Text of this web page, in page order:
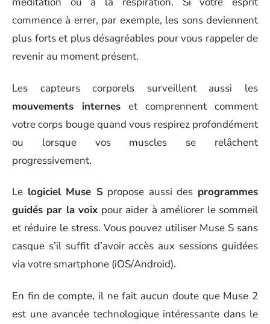
commence à errer, par exemple, les sons deviennent
plus forts et plus désagréables pour vous rappeler de
revenir au moment présent.
Les capteurs corporels surveillent aussi les
mouvements internes et comprennent comment
votre corps bouge quand vous respirez profondément
ou lorsque vos muscles se relâchent
progressivement.
Le logiciel Muse Spropose aussi des programmes
guidés par la voix pour aider à améliorer le sommeil
et réduire le stress. Vous pouvez utiliser Muse S sans
casque s’il suffit d’avoir accès aux sessions guidées
via votre smartphone (iOS/Android).
En fin de compte, il ne fait aucun doute que Muse 2
est une avancée technologique intéressante dans le